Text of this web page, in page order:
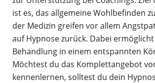
ist es, das allgemeine Wohlbefinden
der Medizin greifen vor allem
auf Hypnose zurück. Dabei
Behandlung in einem entspannten
Möchtest du das Komplettangebot
kennenlernen, solltest du dein